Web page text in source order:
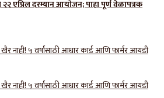
एप्रिल दरम्यान आयोजन; पाहा पूर्ण वेळापत्रक